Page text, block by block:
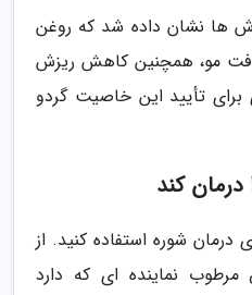
ها نشان داده شد که روغن
مو، همچنین کاهش ریزش
تأیید این خاصیت گردو
درمان شوره استفاده کنید. از
نماینده ای که دارد